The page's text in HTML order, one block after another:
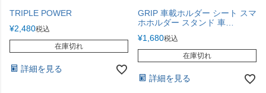
TRIPLE POWER
¥2,480税込
在庫切れ
詳細を見る
GRIP 車載ホルダー シート スマ
ホホルダー スタンド 車
¥1,680税込
在庫切れ
詳細を見る